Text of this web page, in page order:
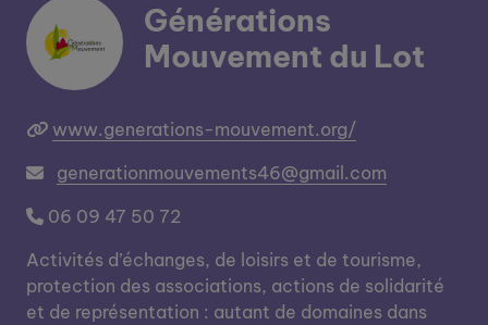
Générations
Mouvement du Lot
www.generations-mouvement.org/
generationmouvements46@gmail.com
06 09 47 50 72
Activités d’échanges, de loisirs et de tourisme,
protection des associations, actions de solidarité
et de représentation : autant de domaines dans